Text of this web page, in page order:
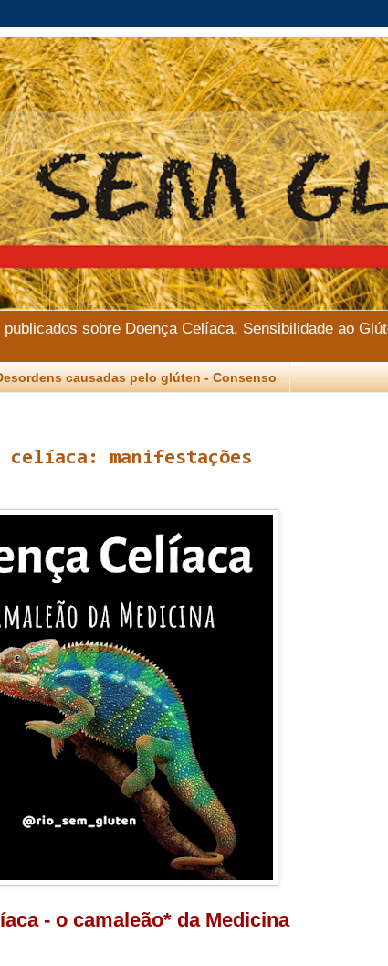
sobre Doença Celíaca, Sensibilidade ao
causadas pelo glúten - Consenso
celíaca: manifestações
- o camaleão* da Medicina